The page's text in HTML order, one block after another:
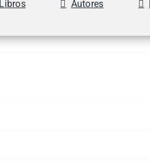
Libros Autores